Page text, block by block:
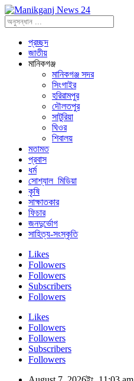
প্রচ্ছদ
জাতীয়
মানিকগঞ্জ
মানিকগঞ্জ সদর
সিংগাইর
হরিরামপুর
দৌলতপুর
সাটুরিয়া
ঘিওর
শিবালয়
মতামত
প্রবাস
ধর্ম
সোশ্যাল_মিডিয়া
কৃষি
সাক্ষাতকার
ফিচার
জনদুর্ভোগ
সাহিত্য-সংস্কৃতি
Likes
Followers
Followers
Subscribers
Followers
Likes
Followers
Followers
Subscribers
Followers